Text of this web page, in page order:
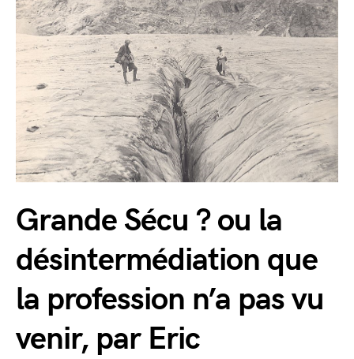
Grande Sécu ? ou la
désintermédiation que
la profession n’a pas vu
venir, par Eric